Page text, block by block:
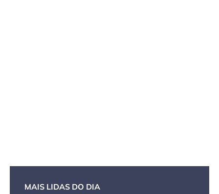
MAIS LIDAS DO DIA